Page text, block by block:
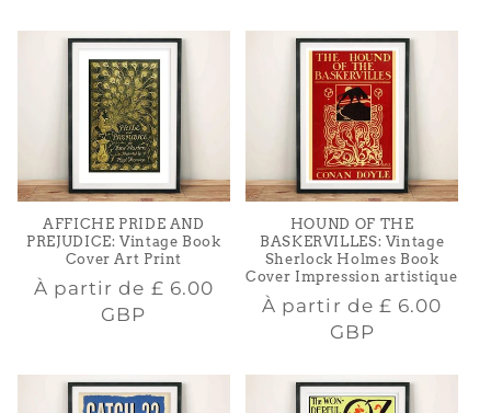
AFFICHE PRIDE AND
PREJUDICE: Vintage Book
Cover Art Print
Prix
habituel
À partir de £ 6.00
GBP
HOUND OF THE
BASKERVILLES: Vintage
Sherlock Holmes Book
Cover Impression artistique
Prix
habituel
À partir de £ 6.00
GBP